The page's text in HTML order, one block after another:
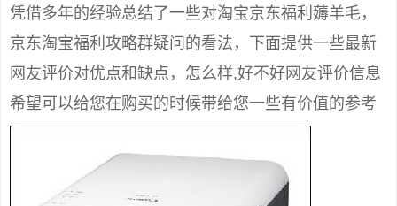
凭借多年的经验总结了一些对淘宝京东福利薅羊毛，
京东淘宝福利攻略群疑问的看法，下面提供一些最新
网友评价对优点和缺点，怎么样,好不好网友评价信息
希望可以给您在购买的时候带给您一些有价值的参考